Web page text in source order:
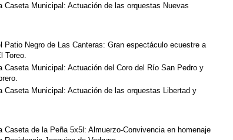
Caseta Municipal: Actuación de las orquestas Nuevas
Patio Negro de Las Canteras: Gran espectáculo ecuestre a
Toreo.
Caseta Municipal: Actuación del Coro del Río San Pedro y
Caseta Municipal: Actuación de las orquestas Libertad y
Caseta de la Peña 5x5l: Almuerzo-Convivencia en homenaje